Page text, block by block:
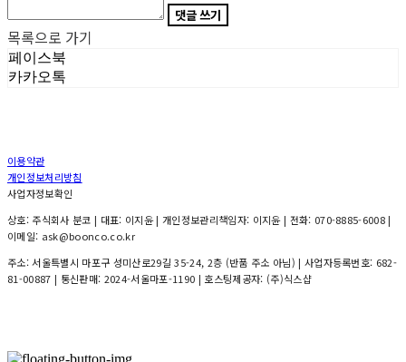
댓글 쓰기
목록으로 가기
페이스북
카카오톡
이용약관
개인정보처리방침
사업자정보확인
상호: 주식회사 분코 | 대표: 이지윤 | 개인정보관리책임자: 이지윤 | 전화: 070-8885-6008 |
이메일: ask@boonco.co.kr
주소: 서울특별시 마포구 성미산로29길 35-24, 2층 (반품 주소 아님) | 사업자등록번호: 682-
81-00887 | 통신판매: 2024-서울마포-1190 | 호스팅제공자: (주)식스샵